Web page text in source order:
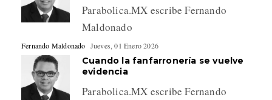
Parabolica.MX escribe Fernando
Maldonado
Fernando Maldonado Jueves, 01 Enero 2026
Cuando la fanfarronería se vuelve
evidencia
Parabolica.MX escribe Fernando